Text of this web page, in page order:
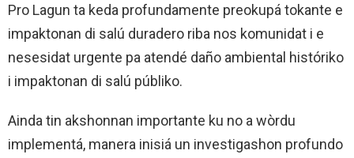
Pro Lagun ta keda profundamente preokupá tokante e
impaktonan di salú duradero riba nos komunidat i e
nesesidat urgente pa atendé daño ambiental históriko
i impaktonan di salú públiko.
Ainda tin akshonnan importante ku no a wòrdu
implementá, manera inisiá un investigashon profundo